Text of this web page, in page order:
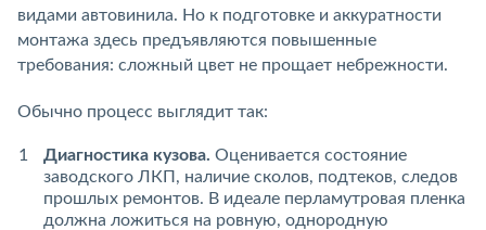
видами автовинила. Но к подготовке и аккуратности
монтажа здесь предъявляются повышенные
требования: сложный цвет не прощает небрежности.
Обычно процесс выглядит так:
Диагностика кузова. Оценивается состояние
заводского ЛКП, наличие сколов, подтеков, следов
прошлых ремонтов. В идеале перламутровая пленка
должна ложиться на ровную, однородную